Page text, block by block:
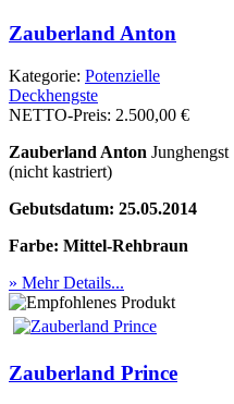
Zauberland Anton
Kategorie: Po­ten­zi­elle
Deckhengste
NETTO-Preis: 2.500,00 €
Zauberland Anton Junghengst
(nicht kastriert)
Gebutsdatum: 25.05.2014
Farbe: Mittel-Rehbraun
» Mehr Details...
Zauberland Prince